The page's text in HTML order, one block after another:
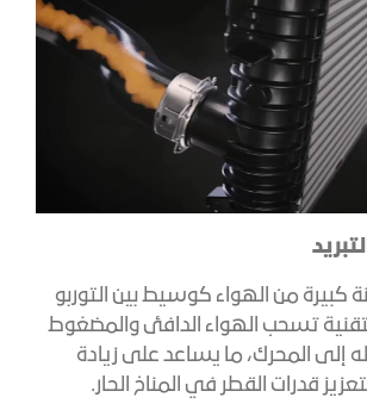
كبيرة من الهواء كوسيط بين التوربو
تسحب الهواء الدافئ والمضغوط
إلى المحرك، ما يساعد على زيادة
قدرات القطر في المناخ الحار.